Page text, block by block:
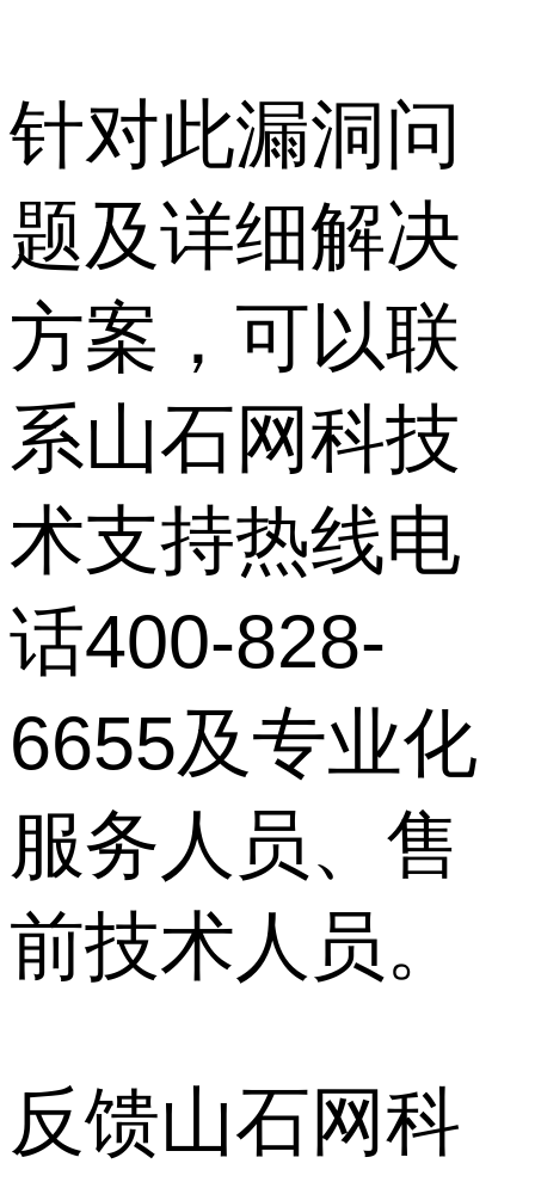
针对此漏洞问
题及详细解决
方案，可以联
系山石网科技
术支持热线电
话400-828-
6655及专业化
服务人员、售
前技术人员。
反馈山石网科